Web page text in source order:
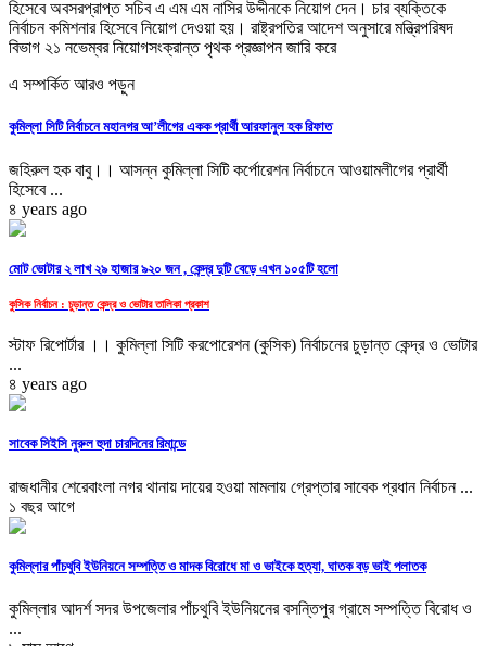
হিসেবে অবসরপ্রাপ্ত সচিব এ এম এম নাসির উদ্দীনকে নিয়োগ দেন। চার ব্যক্তিকে
নির্বাচন কমিশনার হিসেবে নিয়োগ দেওয়া হয়। রাষ্ট্রপতির আদেশ অনুসারে মন্ত্রিপরিষদ
বিভাগ ২১ নভেম্বর নিয়োগসংক্রান্ত পৃথক প্রজ্ঞাপন জারি করে
এ সম্পর্কিত আরও পড়ুন
কুমিল্লা সিটি নির্বাচনে মহানগর আ’লীগের একক প্রার্থী আরফানুল হক রিফাত
জহিরুল হক বাবু।। আসন্ন কুমিল্লা সিটি কর্পোরেশন নির্বাচনে আওয়ামলীগের প্রার্থী
হিসেবে ...
৪ years ago
মোট ভোটার ২ লাখ ২৯ হাজার ৯২০ জন , কেন্দ্র দুটি বেড়ে এখন ১০৫টি হলো
কুসিক নির্বাচন : চুড়ান্ত কেন্দ্র ও ভোটার তালিকা প্রকাশ
স্টাফ রিপোর্টার ।। কুমিল্লা সিটি করপোরেশন (কুসিক) নির্বাচনের চুড়ান্ত কেন্দ্র ও ভোটার
...
৪ years ago
সাবেক সিইসি নুরুল হুদা চারদিনের রিমান্ডে
রাজধানীর শেরেবাংলা নগর থানায় দায়ের হওয়া মামলায় গ্রেপ্তার সাবেক প্রধান নির্বাচন ...
১ বছর আগে
কুমিল্লার পাঁচথুবি ইউনিয়নে সম্পত্তি ও মাদক বিরোধে মা ও ভাইকে হত্যা, ঘাতক বড় ভাই পলাতক
কুমিল্লার আদর্শ সদর উপজেলার পাঁচথুবি ইউনিয়নের বসন্তিপুর গ্রামে সম্পত্তি বিরোধ ও
...